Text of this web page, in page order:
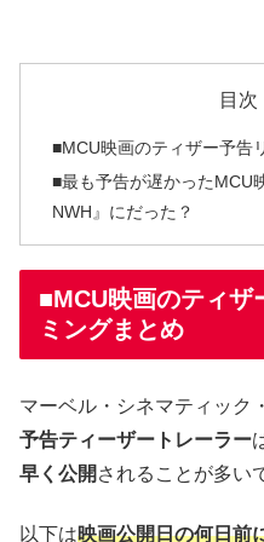
目次
■MCU映画のティザー予告
■最も予告が遅かったMCU
NWH』にだった？
■MCU映画のティザ
ミングまとめ
マーベル・シネマティック
予告ティーザートレーラー
早く公開 されることが多い
以下は映画公開日の何日前